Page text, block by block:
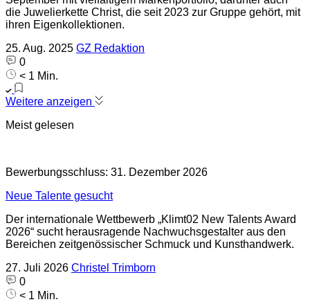
die Juwelierkette Christ, die seit 2023 zur Gruppe gehört, mit
ihren Eigenkollektionen.
25. Aug. 2025 GZ Redaktion
0
< 1 Min.
Weitere anzeigen
Meist gelesen
Bewerbungsschluss: 31. Dezember 2026
Neue Talente gesucht
Der internationale Wettbewerb „Klimt02 New Talents Award
2026“ sucht herausragende Nachwuchsgestalter aus den
Bereichen zeitgenössischer Schmuck und Kunsthandwerk.
27. Juli 2026 Christel Trimborn
0
< 1 Min.